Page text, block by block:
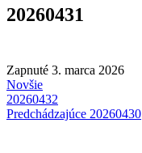
20260431
Zapnuté 3. marca 2026
Novšie
20260432
Predchádzajúce 20260430